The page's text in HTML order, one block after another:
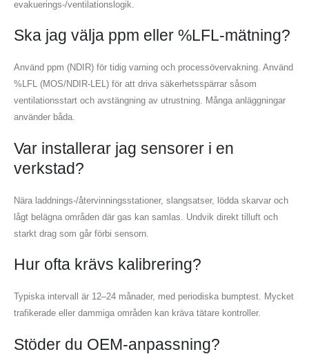
evakuerings-/ventilationslogik.
Ska jag välja ppm eller %LFL-mätning?
Använd ppm (NDIR) för tidig varning och processövervakning. Använd
%LFL (MOS/NDIR-LEL) för att driva säkerhetsspärrar såsom
ventilationsstart och avstängning av utrustning. Många anläggningar
använder båda.
Var installerar jag sensorer i en
verkstad?
Nära laddnings-/återvinningsstationer, slangsatser, lödda skarvar och
lågt belägna områden där gas kan samlas. Undvik direkt tilluft och
starkt drag som går förbi sensorn.
Hur ofta krävs kalibrering?
Typiska intervall är 12–24 månader, med periodiska bumptest. Mycket
trafikerade eller dammiga områden kan kräva tätare kontroller.
Stöder du OEM-anpassning?
Adress: No.299 Jinsuo Road, National High-Tech Zone, Zhengzhou
Whatsapp: +8618595618735
Wechat : 18569903598